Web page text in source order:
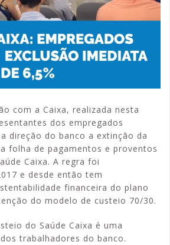
com a Caixa, realizada nesta
dos empregados
direção do banco a extinção da
folha de pagamentos e proventos
Caixa. A regra foi
e desde então tem
financeira do plano
do modelo de custeio 70/30.
do Saúde Caixa é uma
trabalhadores do banco.